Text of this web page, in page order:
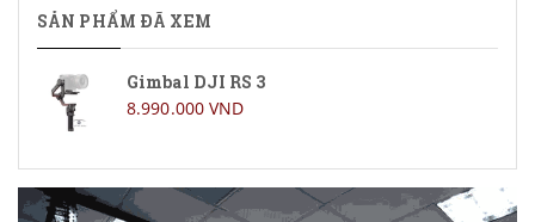
SẢN PHẨM ĐÃ XEM
Gimbal DJI RS 3
8.990.000 VND